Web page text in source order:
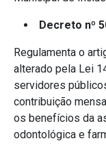
Decreto nº
Regulamenta o
alterado pela Lei
servidores
contribuição
os benefícios da
odontológica e